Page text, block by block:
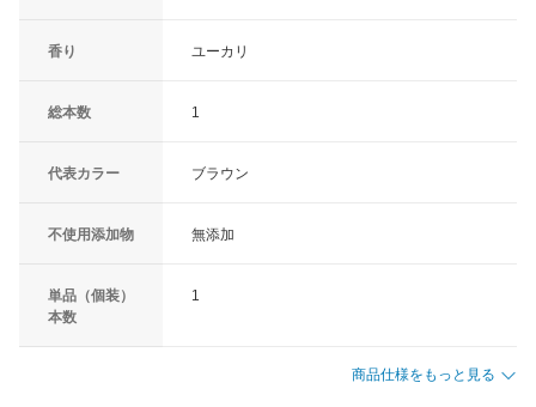
香り ユーカリ
総本数 1
代表カラー ブラウン
不使用添加物 無添加
単品（個装）
本数
1
商品仕様をもっと見る